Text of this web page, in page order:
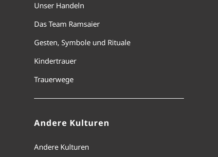
Unser Handeln
Das Team Ramsaier
Gesten, Symbole und Rituale
Kindertrauer
Trauerwege
Andere Kulturen
Andere Kulturen